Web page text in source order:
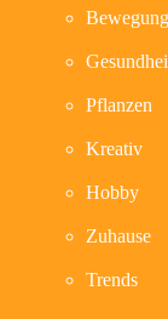
Bewegung
Pflanzen
Kreativ
Hobby
Zuhause
Trends